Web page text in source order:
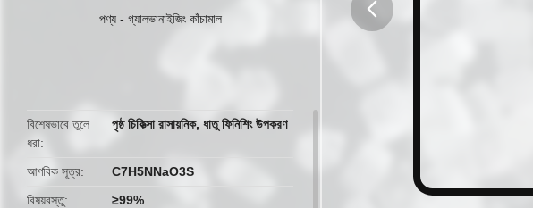
পণ্য- গ্যালভানাইজিং কাঁচামাল
বিশেষভাবে তুলে
ধরা
পৃষ্ঠ চিকিত্সা রাসায়নিক,ধাতু ফিনিশিং উপকরণ
আণবিক সূত্র
C7H5NNaO3S
বিষয়বস্তু
≥99%